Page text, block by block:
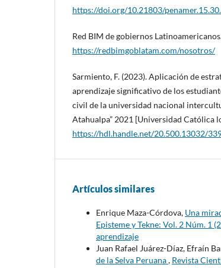
https://doi.org/10.21803/
Red BIM de gobiernos
https://redbimgoblatam.com/nosotros/
Sarmiento, F. (2023). Aplicación de
aprendizaje significativo de los
civil de la universidad nacional
Atahualpa” 2021 [Universidad Católica
https://hdl.handle.net/20.500.13032/
Artículos similares
Enrique Maza-Córdova, Una
Episteme y Tekne: Vol. 2 Núm. 1
aprendizaje
Juan Rafael Juárez-Díaz, Efraín
de la Selva Peruana, Revista